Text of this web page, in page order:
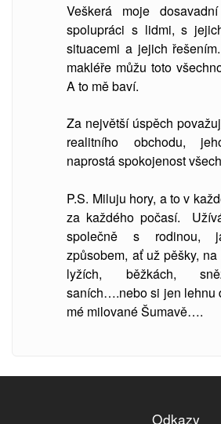
Veškerá moje
spolupráci s lidmi, s
situacemi a jejich
makléře můžu toto
A to mě baví.
Za největší úspěch
realitního obchodu,
naprostá spokojenost
P.S. Miluju hory, a to v
za každého počasí.
společně s rodinou,
způsobem, ať už pěšky,
lyžích, běžkách,
saních….nebo si jen lehnu
mé milované Šumavě….
Odkazy